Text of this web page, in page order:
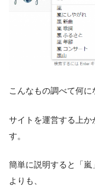
こんなもの調べて何に
サイトを運営する上か
す。
簡単に説明すると「嵐
よりも、